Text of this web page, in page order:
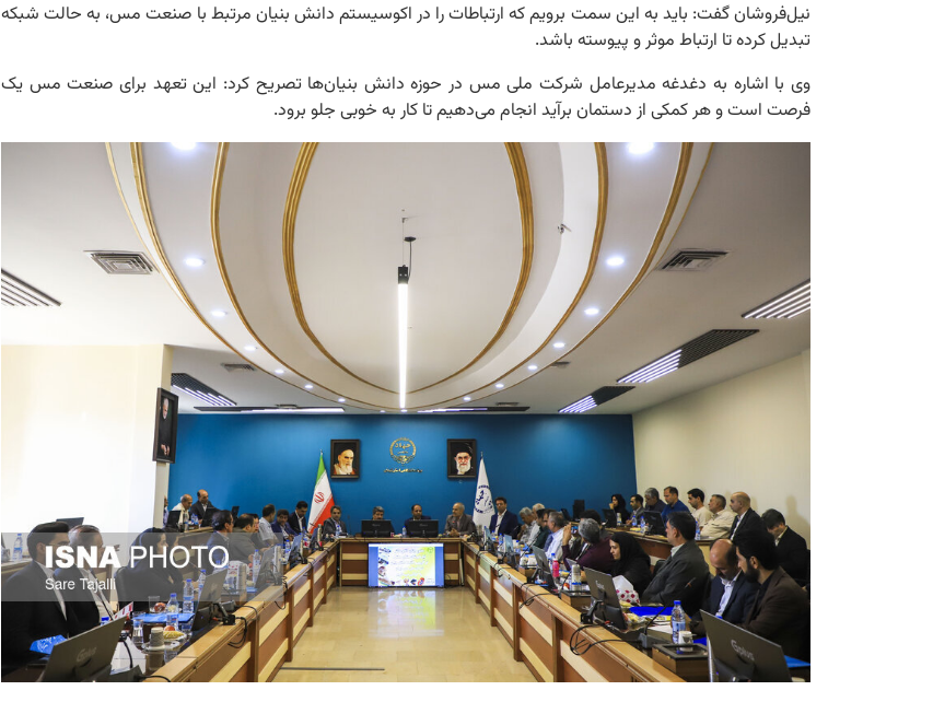
نیل‌فروشان گفت: باید به این سمت برویم که ارتباطات را در اکوسیستم دانش بنیان مرتبط با صنعت مس، به حالت شبکه
تبدیل کرده تا ارتباط موثر و پیوسته باشد.
وی با اشاره به دغدغه مدیرعامل شرکت ملی مس در حوزه دانش بنیان‌ها تصریح کرد: این تعهد برای صنعت مس یک
فرصت است و هر کمکی از دستمان برآید انجام می‌دهیم تا کار به خوبی جلو برود.